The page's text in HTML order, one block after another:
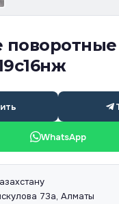
WhatsApp
73а, Алматы